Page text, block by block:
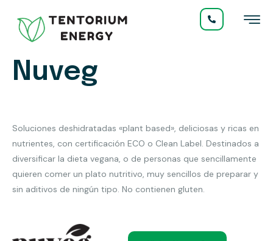
Nuveg
Soluciones deshidratadas «plant based», deliciosas y ricas en
nutrientes, con certificación ECO o Clean Label. Destinados a
diversificar la dieta vegana, o de personas que sencillamente
quieren comer un plato nutritivo, muy sencillos de preparar y
sin aditivos de ningún tipo. No contienen gluten.